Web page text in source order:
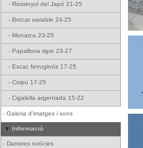
- Rossinyol del Japó 21-25
- Brocat variable 24-25
- Monarca 23-25
- Papallona tigre 23-27
- Escac ferruginós 17-25
- Coipú 17-25
- Cigalella argentada 15-22
- Galeria d'imatges i sons
Informació
- Darreres notícies